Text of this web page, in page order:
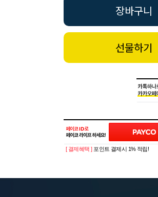
장바구니
선물하기
[ 결제혜택 ] 포인트 결제시 1% 적립!